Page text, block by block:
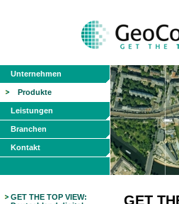
Unternehmen
Produkte
Leistungen
Branchen
Kontakt
GET THE TOP VIEW:
GET